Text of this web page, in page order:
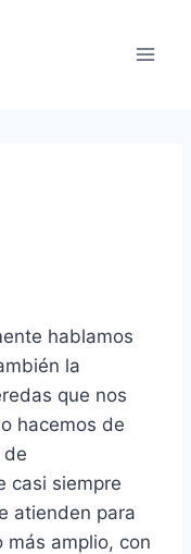
hablamos
la
que nos
hacemos de
de
casi siempre
atienden para
más amplio, con